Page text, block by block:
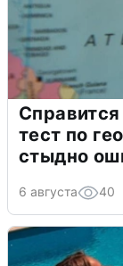
тест по
стыдно
6 августа 40